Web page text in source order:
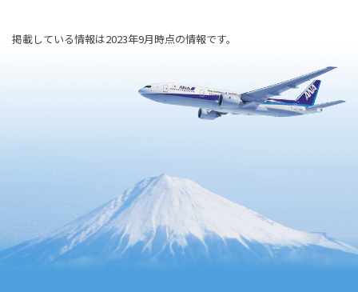
掲載している情報は2023年9月時点の情報です。